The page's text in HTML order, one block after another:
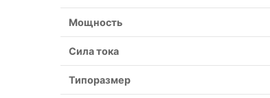
Мощность
Сила тока
Типоразмер